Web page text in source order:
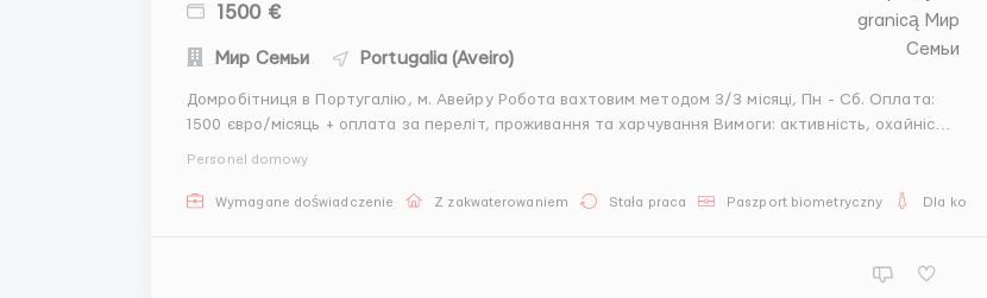
1500 €
Мир Семьи Portugalia (Aveiro)
Домробітниця в Португалію, м. Авейру Робота вахтовим методом 3/3 місяці, Пн - Сб. Оплата:
1500 євро/місяць + оплата за переліт, проживання та харчування Вимоги: активність, охайність,
Personel domowy
Wymagane doświadczenie Z zakwaterowaniem Stała praca Paszport biometryczny Dla kobiet